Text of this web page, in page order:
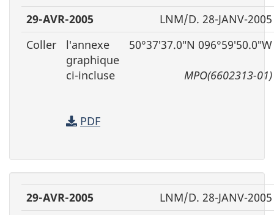
29-AVR-2005
LNM/D. 28-JANV-2005
Coller
l′annexe
graphique
ci-incluse
PDF
50°37′37.0″N 096°59′50.0″W
MPO(6602313-01)
29-AVR-2005
LNM/D. 28-JANV-2005